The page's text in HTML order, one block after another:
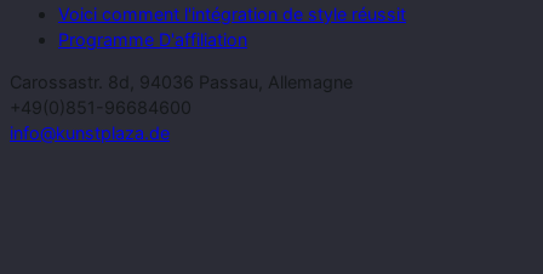
Voici comment l'intégration de style réussit
Programme D'affiliation
Carossastr. 8d, 94036 Passau, Allemagne
+49(0)851-96684600
info@kunstplaza.de